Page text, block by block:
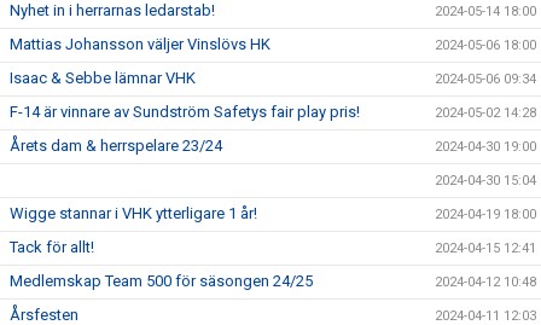
Nyhet in i herrarnas ledarstab! 2024-05-14 18:00
Mattias Johansson väljer Vinslövs HK 2024-05-06 18:00
Isaac & Sebbe lämnar VHK 2024-05-06 09:34
F-14 är vinnare av Sundström Safetys fair play pris! 2024-05-02 14:28
Årets dam & herrspelare 23/24 2024-04-30 19:00
2024-04-30 15:04
Wigge stannar i VHK ytterligare 1 år! 2024-04-19 18:00
Tack för allt! 2024-04-15 12:41
Medlemskap Team 500 för säsongen 24/25 2024-04-12 10:48
Årsfesten 2024-04-11 12:03